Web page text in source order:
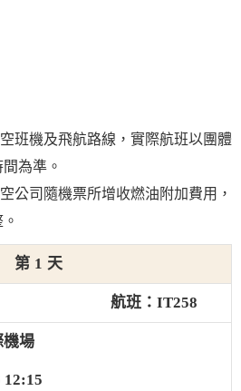
班機及飛航路線，實際航班以團體
為準。
公司隨機票所增收燃油附加費用，
1
IT258
機場
12:15